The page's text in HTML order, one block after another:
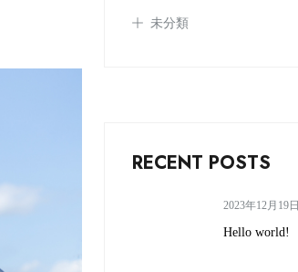
未分類
RECENT POSTS
2023年12月19日
Hello world!